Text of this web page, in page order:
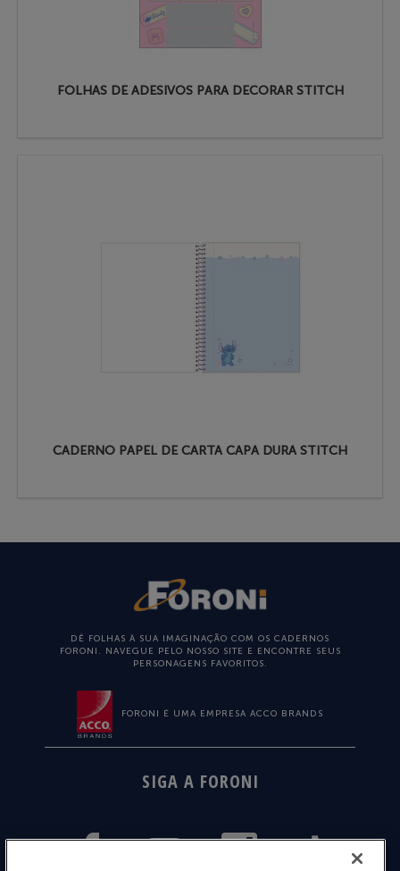
FOLHAS DE ADESIVOS PARA DECORAR STITCH
CADERNO PAPEL DE CARTA CAPA DURA STITCH
DÊ FOLHAS À SUA IMAGINAÇÃO COM OS CADERNOS
FORONI. NAVEGUE PELO NOSSO SITE E ENCONTRE SEUS
PERSONAGENS FAVORITOS.
FORONI É UMA EMPRESA ACCO BRANDS
SIGA A FORONI